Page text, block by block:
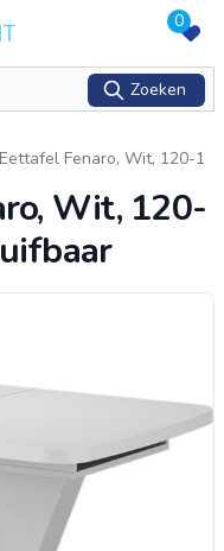
0
Zoeken
Fenaro, Wit, 120-1
Wit, 120-